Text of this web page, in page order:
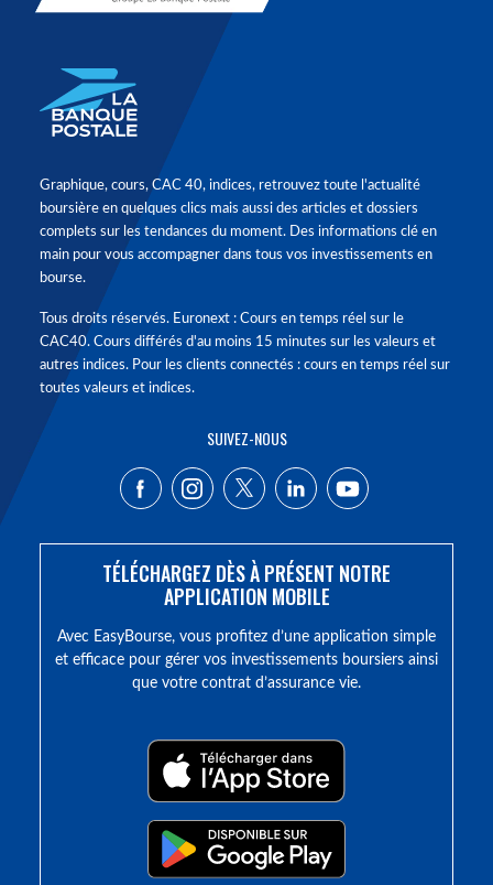
Graphique, cours, CAC 40, indices, retrouvez toute l'actualité
boursière en quelques clics mais aussi des articles et dossiers
complets sur les tendances du moment. Des informations clé en
main pour vous accompagner dans tous vos investissements en
bourse.
Tous droits réservés. Euronext : Cours en temps réel sur le
CAC40. Cours différés d'au moins 15 minutes sur les valeurs et
autres indices. Pour les clients connectés : cours en temps réel sur
toutes valeurs et indices.
SUIVEZ-NOUS
TÉLÉCHARGEZ DÈS À PRÉSENT NOTRE
APPLICATION MOBILE
Avec EasyBourse, vous profitez d’une application simple
et efficace pour gérer vos investissements boursiers ainsi
que votre contrat d’assurance vie.